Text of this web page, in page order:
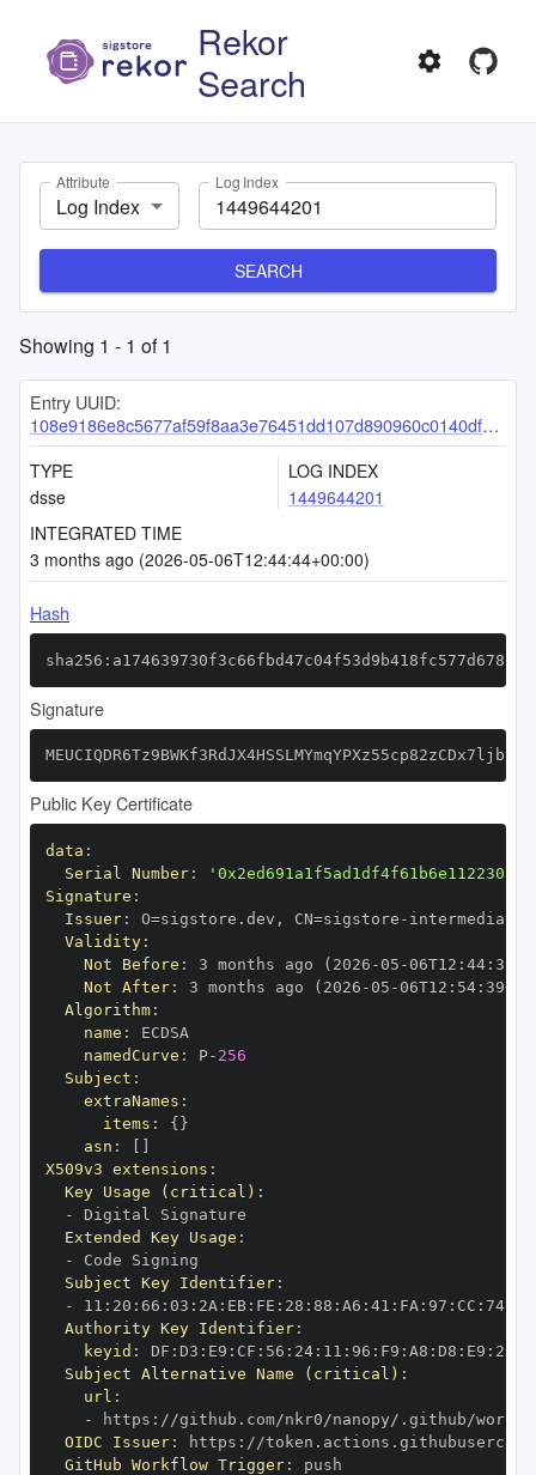
Rekor
Search
Attribute
Log Index
Log Index
SEARCH
Showing 1 - 1 of1
Entry UUID:
108e9186e8c5677af59f8aa3e76451dd107d890960c0140dfb81fe2e1852d8699e6624adda000611
TYPE
dsse
LOG INDEX
1449644201
INTEGRATED TIME
3 months ago (2026-05-06T12:44:44+00:00)
Hash
Signature
Public Key Certificate
data :
Serial Number:
Signature :
Issuer: O=sigstore.dev , CN=sigstore -
Validity:
Not Before : 3 months ago (2026 -05 -06T12 : 44:
Not After: 3 months ago (2026 -05 -06T12 : 54: 39+00
Algorithm:
name :
namedCurve : P- 256
Subject :
extraNames :
items : { }
asn :
X509v3 extensions :
Key Usage (critical) :
-
Extended Key Usage :
-
Subject Key Identifier:
-
11 : 20 : 66 : 03 : 2A : EB: FE : 28 : 88 : A6 : 41 : FA : 97 : CC : 74:
Authority Key Identifier:
keyid : DF : D3 : E9 : CF : 56 : 24: 11 : 96 : F9 : A8 : D8 : E9 : 28
Subject Alternative Name (critical) :
url :
-
https : //github.com/nkr0/nanopy/.github/
OIDC Issuer: https :
GitHub Workflow Trigger: